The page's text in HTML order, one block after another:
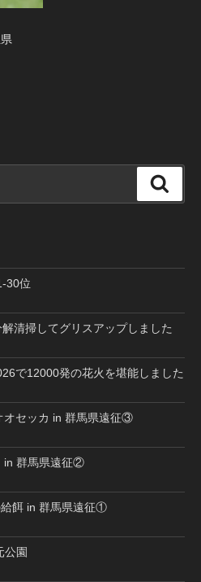
索
30位
清掃してグリスアップしました
で12000発の花火を堪能しました
オセッカ in 群馬県遠征③
in 群馬県遠征②
餌 in 群馬県遠征①
公園